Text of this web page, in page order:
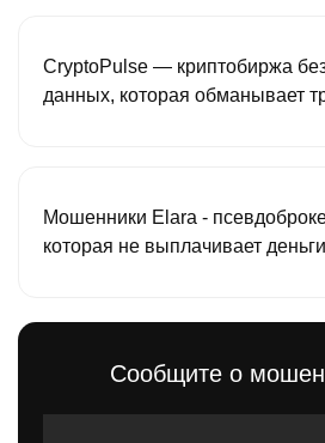
CryptoPulse — криптобиржа
данных, которая обманывает
Мошенники Elara -
которая не выплачивает деньги
Сообщите о